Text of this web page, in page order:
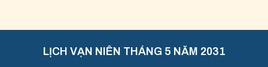
LỊCH VẠN NIÊN THÁNG 5 NĂM 2031